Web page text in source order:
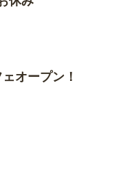
オープン！